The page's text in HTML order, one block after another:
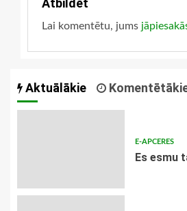
Atbildēt
Lai komentētu, jums
Aktuālākie
E-APCERES
Es esmu